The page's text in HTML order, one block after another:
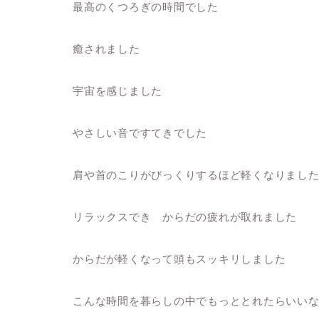
最高のくつろぎの時間でした
癒されました
宇宙を感じました
やさしい音ですてきでした
肩や首のこりがびっくりするほど軽くなりました
リラックスでき からだの疲れが取れました
からだが軽くなって頭もスッキリしました
こんな時間を暮らしの中でもっととれたらいい